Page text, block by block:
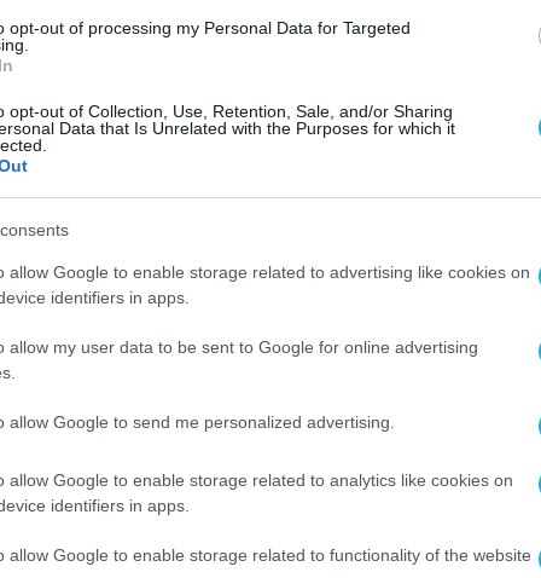
opt-out of processing my Personal Data for Targeted
opt-out of Collection, Use, Retention, Sale, and/or Sharing
Data that Is Unrelated with the Purposes for which it
allow Google to enable storage related to advertising like cookies on
identifiers in apps.
allow my user data to be sent to Google for online advertising
allow Google to send me personalized advertising.
allow Google to enable storage related to analytics like cookies on
identifiers in apps.
allow Google to enable storage related to functionality of the website
στρατηγικά σημεία ώστε να επιτηρούν
κινδύνου ή περιοχές με ιστορικό
με θερμική κάμερα, οπτική κάμερα
και συστήματα τηλεμετρίας.
και Πολιτικής Προστασίας, Ευάγγελος
Προστασίας και Ανάπτυξης Υμηττού
& Διακυβέρνηση «δεν μπορούμε να
και λογικές του παρελθόντος», ενώ
σχεδιασμού και της επιχειρησιακής
κλιματική κρίση.
ΕΔΩ